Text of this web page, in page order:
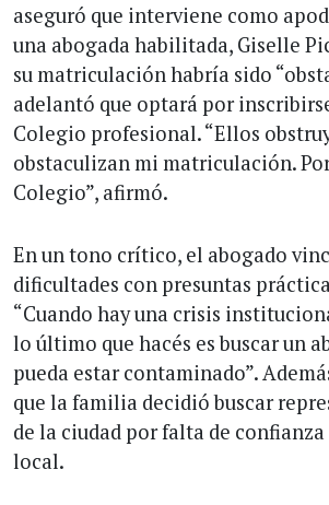
aseguró que interviene como
una abogada habilitada, Giselle
su matriculación habría sido
adelantó que optará por
Colegio profesional. “Ellos
obstaculizan mi matriculación.
Colegio”, afirmó.
En un tono crítico, el abogado
dificultades con presuntas
“Cuando hay una crisis
lo último que hacés es buscar un
pueda estar contaminado”.
que la familia decidió buscar
de la ciudad por falta de
local.